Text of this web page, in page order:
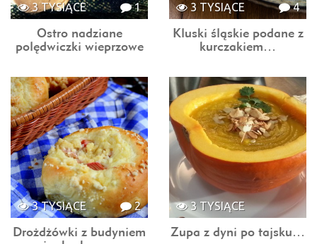
1
3 TYSIĄCE
Ostro nadziane
polędwiczki wieprzowe
4
3 TYSIĄCE
Kluski śląskie podane z
kurczakiem…
2
3 TYSIĄCE
Drożdżówki z budyniem
3 TYSIĄCE
Zupa z dyni po tajsku…